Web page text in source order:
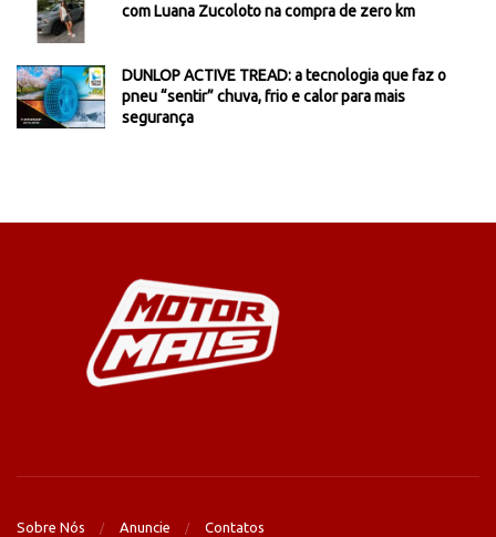
com Luana Zucoloto na compra de zero km
DUNLOP ACTIVE TREAD: a tecnologia que faz o
pneu “sentir” chuva, frio e calor para mais
segurança
Sobre Nós Anuncie Contatos